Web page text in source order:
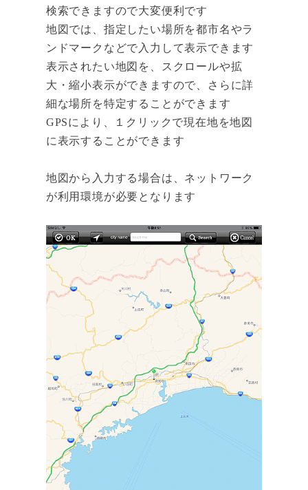
検索できますので大変便利です
地図では、指定したい場所を都市名やラ
ンドマークなどで入力して表示できます
表示されたい地図を、スクロールや拡
大・縮小表示ができますので、さらに詳
細な場所を特定することができます
GPSにより、１クリックで現在地を地図
に表示することができます
地図から入力する場合は、ネットワーク
が利用環境が必要となります